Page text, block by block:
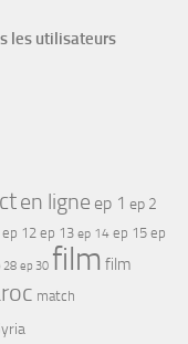
les utilisateurs
en ligne ep 1 ep 2
ep 12 ep 13 ep 14 ep 15 ep
28 ep 30 film film
match